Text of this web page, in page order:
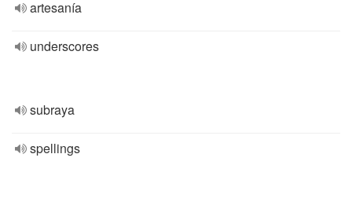
artesanía
underscores
subraya
spellings